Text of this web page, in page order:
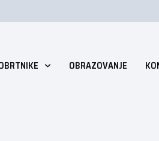
OBRAZOVANJE